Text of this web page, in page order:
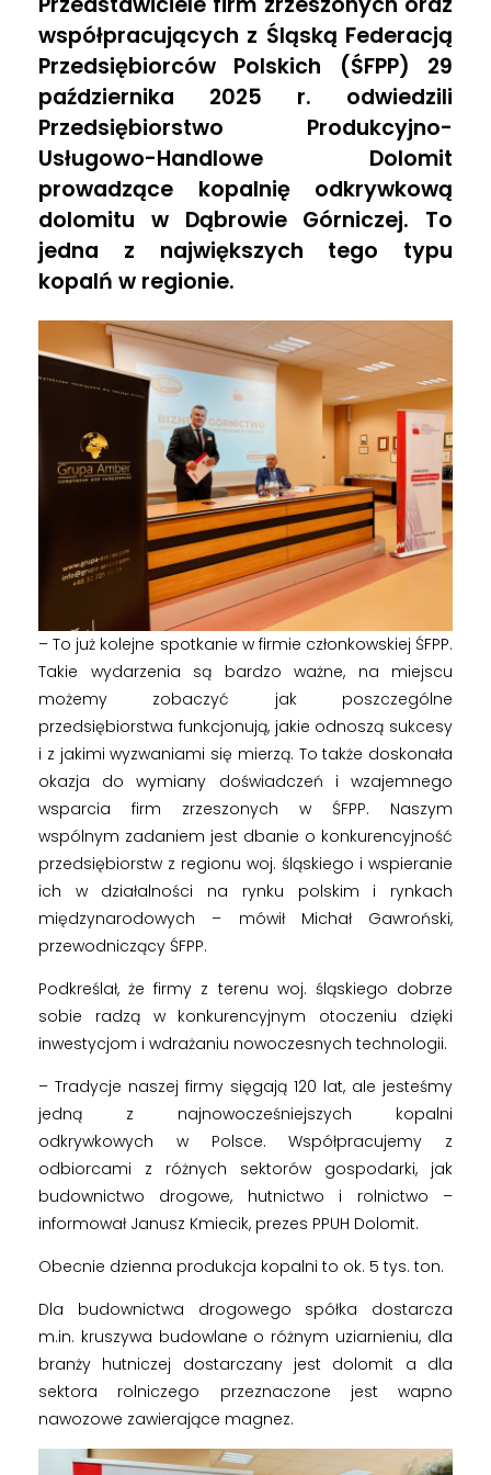
e
l
e
g
a
c
j
a
Ś
F
P
P
z
w
i
z
y
t
ą
w
k
o
p
a
l
współpracujących z Śląską Federacją
Przedsiębiorców Polskich (ŚFPP) 29
października 2025 r. odwiedzili
Przedsiębiorstwo Produkcyjno-
Usługowo-Handlowe Dolomit
prowadzące kopalnię odkrywkową
dolomitu w Dąbrowie Górniczej. To
jedna z największych tego typu
kopalń w regionie.
– To już kolejne spotkanie w firmie członkowskiej ŚFPP.
Takie wydarzenia są bardzo ważne, na miejscu
możemy zobaczyć jak poszczególne
przedsiębiorstwa funkcjonują, jakie odnoszą sukcesy
i z jakimi wyzwaniami się mierzą. To także doskonała
okazja do wymiany doświadczeń i wzajemnego
wsparcia firm zrzeszonych w ŚFPP. Naszym
wspólnym zadaniem jest dbanie o konkurencyjność
przedsiębiorstw z regionu woj. śląskiego i wspieranie
ich w działalności na rynku polskim i rynkach
międzynarodowych – mówił Michał Gawroński,
przewodniczący ŚFPP.
Podkreślał, że firmy z terenu woj. śląskiego dobrze
sobie radzą w konkurencyjnym otoczeniu dzięki
inwestycjom i wdrażaniu nowoczesnych technologii.
– Tradycje naszej firmy sięgają 120 lat, ale jesteśmy
jedną z najnowocześniejszych kopalni
odkrywkowych w Polsce. Współpracujemy z
odbiorcami z różnych sektorów gospodarki, jak
budownictwo drogowe, hutnictwo i rolnictwo –
informował Janusz Kmiecik, prezes PPUH Dolomit.
Obecnie dzienna produkcja kopalni to ok. 5 tys. ton.
Dla budownictwa drogowego spółka dostarcza
m.in. kruszywa budowlane o różnym uziarnieniu, dla
branży hutniczej dostarczany jest dolomit a dla
sektora rolniczego przeznaczone jest wapno
nawozowe zawierające magnez.